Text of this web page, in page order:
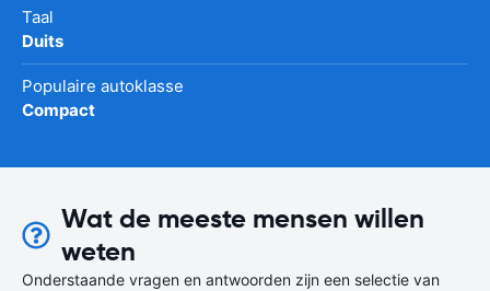
Taal
Duits
Populaire autoklasse
Compact
Wat de meeste mensen willen
weten
Onderstaande vragen en antwoorden zijn een selectie van